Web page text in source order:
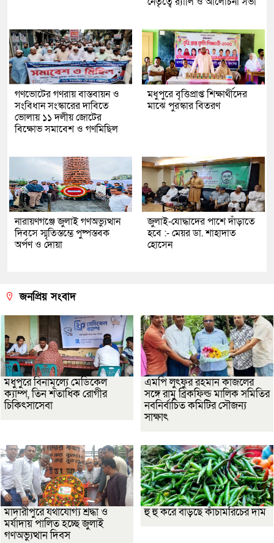
গণভোটের গণরায় বাস্তবায়ন ও
সংবিধান সংস্কারের দাবিতে
ভোলায় ১১ দলীয় জোটের
বিক্ষোভ সমাবেশ ও গণমিছিল
মধুপুরে বৃত্তিপ্রাপ্ত শিক্ষার্থীদের
মাঝে পুরস্কার বিতরণ
নারায়ণগঞ্জে জুলাই গণঅভ্যুত্থান
দিবসে স্মৃতিস্তম্ভে পুষ্পস্তবক
অর্পণ ও দোয়া
জুলাই-যোদ্ধাদের পাশে দাঁড়াতে
হবে :- মেয়র ডা. শাহাদাত
হোসেন
জনপ্রিয় সংবাদ
মধুপুরে বিনামূল্যে মেডিকেল
ক্যাম্প, তিন শতাধিক রোগীর
চিকিৎসাসেবা
এমপি লুৎফুর রহমান কাজলের
সঙ্গে রামু ব্রিকফিল্ড মালিক সমিতির
নবনির্বাচিত কমিটির সৌজন্য
সাক্ষাৎ
মাদারীপুরে যথাযোগ্য শ্রদ্ধা ও
মর্যাদায় পালিত হচ্ছে জুলাই
গণঅভ্যুত্থান দিবস
হু হু করে বাড়ছে কাঁচামরিচের দাম